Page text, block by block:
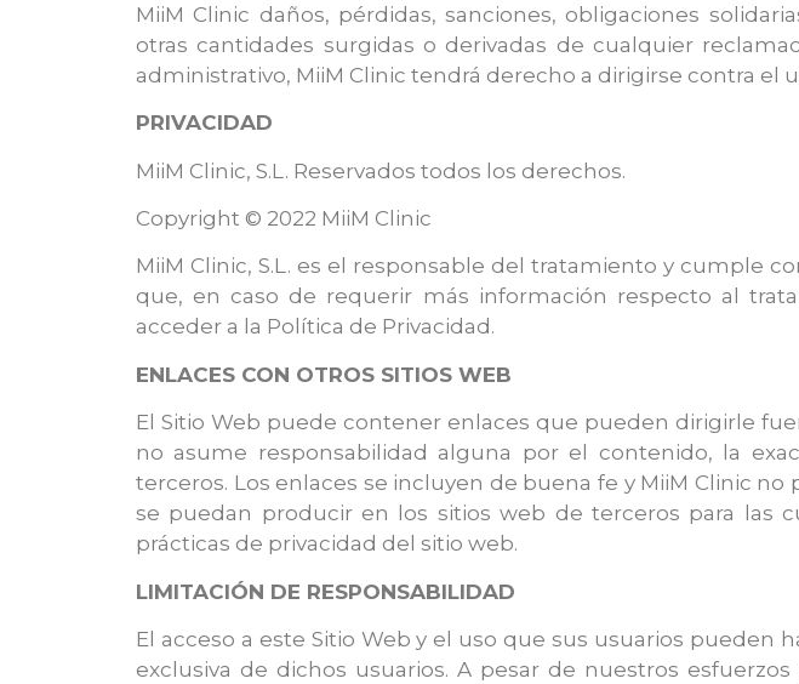
MiiM Clinic daños, pérdidas, sanciones, obligaciones
otras cantidades surgidas o derivadas de cualquier
administrativo, MiiM Clinic tendrá derecho a dirigirse contra el
PRIVACIDAD
MiiM Clinic, S.L. Reservados todos los derechos.
Copyright © 2022 MiiM Clinic
MiiM Clinic, S.L. es el responsable del tratamiento y cumple
que, en caso de requerir más información respecto al
acceder a la Política de Privacidad.
ENLACES CON OTROS SITIOS WEB
El Sitio Web puede contener enlaces que pueden dirigirle
no asume responsabilidad alguna por el contenido, la
terceros. Los enlaces se incluyen de buena fe y MiiM Clinic
se puedan producir en los sitios web de terceros para las
prácticas de privacidad del sitio web.
LIMITACIÓN DE RESPONSABILIDAD
El acceso a este Sitio Web y el uso que sus usuarios
exclusiva de dichos usuarios. A pesar de nuestros